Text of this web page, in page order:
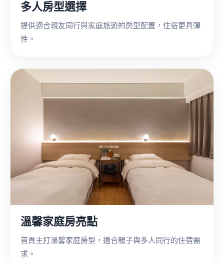
多人房型選擇
提供適合親友同行與家庭旅遊的房型配置，住宿更具彈
性。
溫馨家庭房亮點
首頁主打溫馨家庭房型，適合親子與多人同行的住宿需
求。